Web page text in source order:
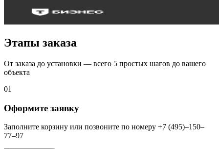
Этапы заказа
От заказа до установки — всего 5 простых шагов до вашего
объекта
01
Оформите заявку
Заполните корзину или позвоните по номеру +7 (495)–150–
77–97